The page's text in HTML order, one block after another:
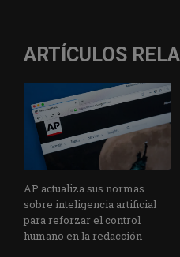
ARTÍCULOS
AP actualiza sus normas
sobre inteligencia artificial
para reforzar el control
humano en la redacción